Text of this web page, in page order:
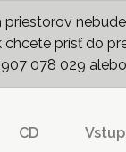
prísť do
078 029
CD